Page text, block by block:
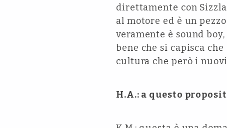
direttamente con
al motore ed è un
veramente è sound
bene che si capisca
cultura che però i
H.A.: a questo